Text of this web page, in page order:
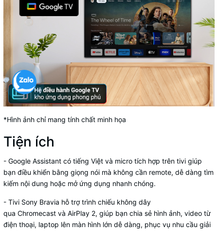
*Hình ảnh chỉ mang tính chất minh họa
Tiện ích
- Google Assistant có tiếng Việt và micro tích hợp trên tivi giúp
bạn điều khiển bằng giọng nói mà không cần remote, dễ dàng tìm
kiếm nội dung hoặc mở ứng dụng nhanh chóng.
- Tivi Sony Bravia hỗ trợ trình chiếu không dây
qua Chromecast và AirPlay 2, giúp bạn chia sẻ hình ảnh, video từ
điện thoại, laptop lên màn hình lớn dễ dàng, phục vụ nhu cầu giải